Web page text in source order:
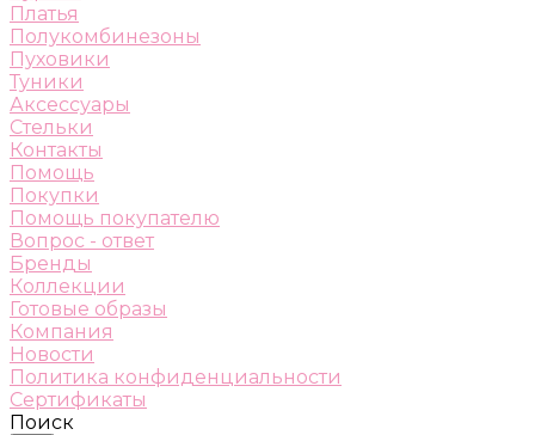
Платья
Полукомбинезоны
Пуховики
Туники
Аксессуары
Стельки
Контакты
Помощь
Покупки
Помощь покупателю
Вопрос - ответ
Бренды
Коллекции
Готовые образы
Компания
Новости
Политика конфиденциальности
Сертификаты
Поиск